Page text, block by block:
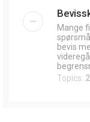
Mange
bevis
Topics: